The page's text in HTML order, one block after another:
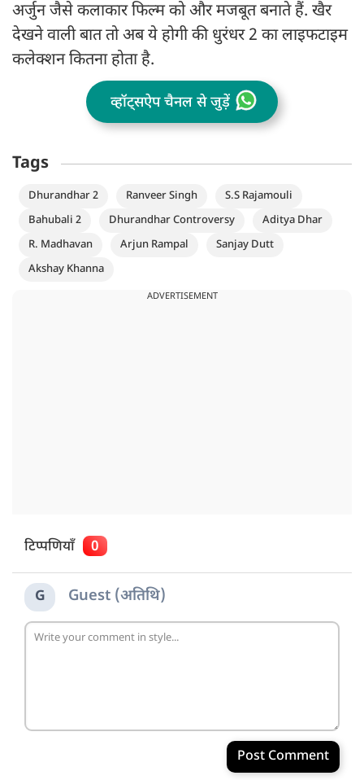
अर्जुन जैसे कलाकार फिल्म को और मजबूत बनाते हैं. खैर
देखने वाली बात तो अब ये होगी की धुरंधर 2 का लाइफटाइम
कलेक्शन कितना होता है.
व्हॉट्सऐप चैनल से जुड़ें
Tags
Dhurandhar 2 Ranveer Singh
S.S Rajamouli
Bahubali 2
Dhurandhar Controversy
Aditya Dhar
R. Madhavan
Arjun Rampal
Sanjay Dutt
Akshay Khanna
ADVERTISEMENT
टिप्पणियाँ 0
G Guest (अतिथि)
Post Comment